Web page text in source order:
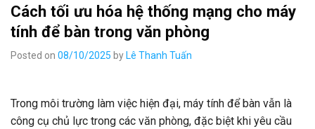
Cách tối ưu hóa hệ thống mạng cho máy
tính để bàn trong văn phòng
Posted on 08/10/2025 by Lê Thanh Tuấn
Trong môi trường làm việc hiện đại, máy tính để bàn vẫn là
công cụ chủ lực trong các văn phòng, đặc biệt khi yêu cầu